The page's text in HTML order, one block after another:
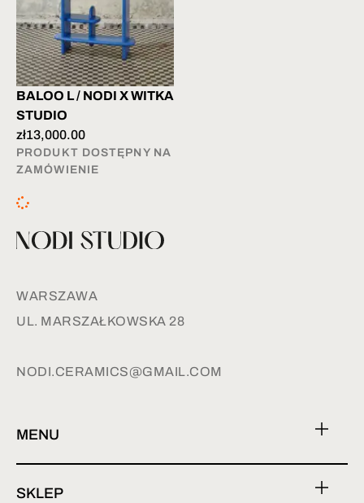
BALOO L / NODI X WITKA
STUDIO
zł13,000.00
PRODUKT DOSTĘPNY NA
ZAMÓWIENIE
WARSZAWA
UL. MARSZAŁKOWSKA 28
NODI.CERAMICS@GMAIL.COM
MENU
SKLEP